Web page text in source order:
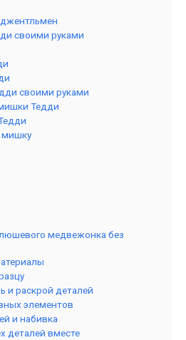
своими руками
своими руками
Тедди
мишку
медвежонка без
и раскрой деталей
элементов
и набивка
деталей вместе